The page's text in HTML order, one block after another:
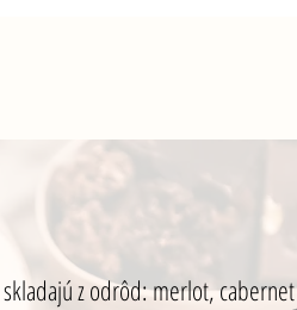
z odrôd: merlot, cabernet